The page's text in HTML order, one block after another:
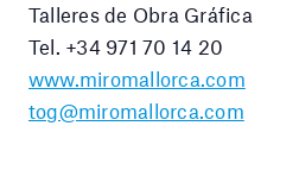
Talleres de Obra Gráfica
Tel. +34 971 70 14 20
www.miromallorca.com
tog@miromallorca.com